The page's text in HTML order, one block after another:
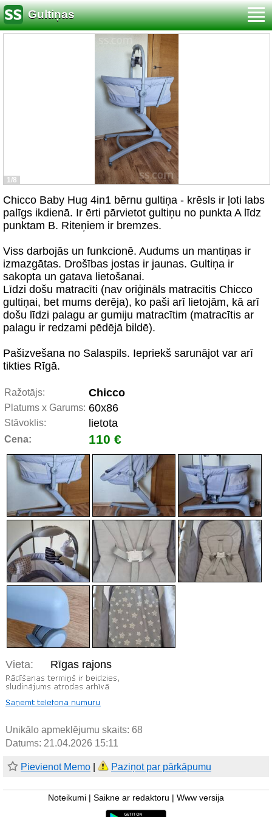
Gultiņas
1/8
Chicco Baby Hug 4in1 bērnu gultiņa - krēsls ir ļoti labs
palīgs ikdienā. Ir ērti pārvietot gultiņu no punkta A līdz
punktam B. Riteņiem ir bremzes.
Viss darbojās un funkcionē. Audums un mantiņas ir
izmazgātas. Drošības jostas ir jaunas. Gultiņa ir
sakopta un gatava lietošanai.
Līdzi došu matracīti (nav oriģināls matracītis Chicco
gultiņai, bet mums derēja), ko paši arī lietojām, kā arī
došu līdzi palagu ar gumiju matracītim (matracītis ar
palagu ir redzami pēdējā bildē).
Pašizvešana no Salaspils. Iepriekš sarunājot var arī
tikties Rīgā.
Ražotājs: Chicco
Platums x Garums: 60x86
Stāvoklis: lietota
Cena: 110 €
Vieta: Rīgas rajons
Unikālo apmeklējumu skaits: 68
Datums: 21.04.2026 15:11
Pievienot Memo Paziņot par pārkāpumu
Noteikumi Saikne ar redaktoru Www versija